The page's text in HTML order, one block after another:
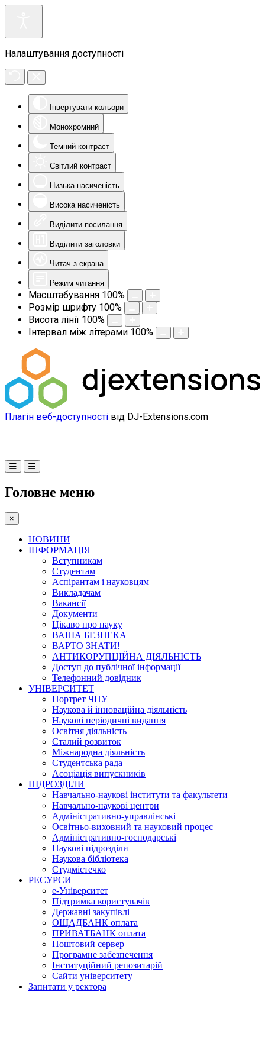
Налаштування доступності
Інвертувати кольори
Монохромний
Темний контраст
Світлий контраст
Низька насиченість
Висока насиченість
Виділити посилання
Виділити заголовки
Читач з екрана
Режим читання
Масштабування 100%
Розмір шрифту 100%
Висота лінії 100%
Інтервал між літерами 100%
Плагін веб-доступності від DJ-Extensions.com
Головне меню
×
НОВИНИ
ІНФОРМАЦІЯ
Вступникам
Студентам
Аспірантам і науковцям
Викладачам
Вакансії
Документи
Цікаво про науку
ВАША БЕЗПЕКА
ВАРТО ЗНАТИ!
АНТИКОРУПЦІЙНА ДІЯЛЬНІСТЬ
Доступ до публічної інформації
Телефонний довідник
УНІВЕРСИТЕТ
Портрет ЧНУ
Наукова й інноваційна діяльність
Наукові періодичні видання
Освітня діяльність
Сталий розвиток
Міжнародна діяльність
Студентська рада
Асоціація випускників
ПІДРОЗДІЛИ
Навчально-наукові інститути та факультети
Навчально-наукові центри
Адміністративно-управлінські
Освітньо-виховний та науковий процес
Адміністративно-господарські
Наукові підрозділи
Наукова бібліотека
Студмістечко
РЕСУРСИ
е-Університет
Підтримка користувачів
Державні закупівлі
ОЩАДБАНК оплата
ПРИВАТБАНК оплата
Поштовий сервер
Програмне забезпечення
Інституційний репозитарій
Сайти університету
Запитати у ректора